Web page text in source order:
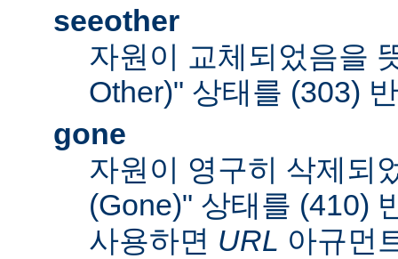
seeother
자원이 교체되었음을
Other)" 상태를 (303)
gone
자원이 영구히 삭제되
(Gone)" 상태를 (410)
사용하면 URL 아규먼